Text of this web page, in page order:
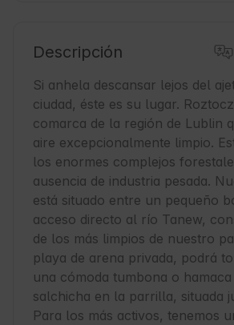
Descripción
Si anhela descansar lejos del
ciudad, éste es su lugar.
comarca de la región de Lublin
aire excepcionalmente limpio.
los enormes complejos
ausencia de industria pesada.
está situado entre un pequeño
acceso directo al río Tanew,
de los más limpios de nuestro
playa de arena privada, podrá
una cómoda tumbona o
salchicha en la parrilla, situada
Para los más activos, tenemos